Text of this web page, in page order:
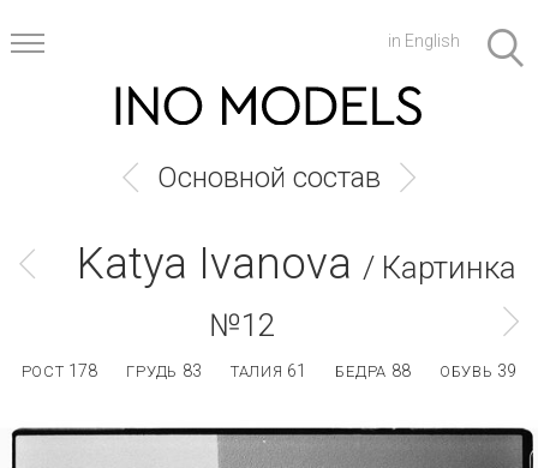
in English
Основной состав
Katya Ivanova / Картинка
№12
РОСТ 178 ГРУДЬ 83 ТАЛИЯ 61 БЕДРА 88 ОБУВЬ 39